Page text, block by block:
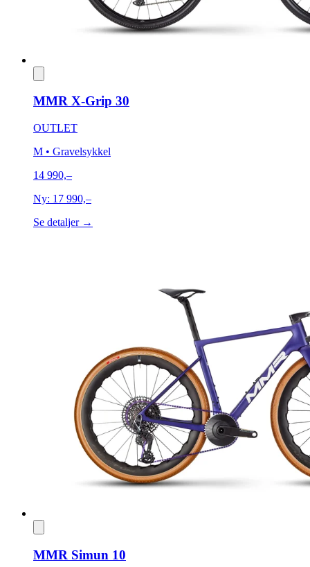
MMR X-Grip 30
OUTLET
M • Gravelsykkel
14 990,–
Ny: 17 990,–
Se detaljer →
MMR Simun 10